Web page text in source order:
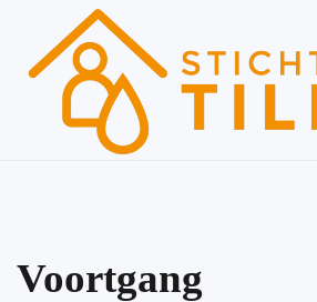
Skip to main content
Voortgang